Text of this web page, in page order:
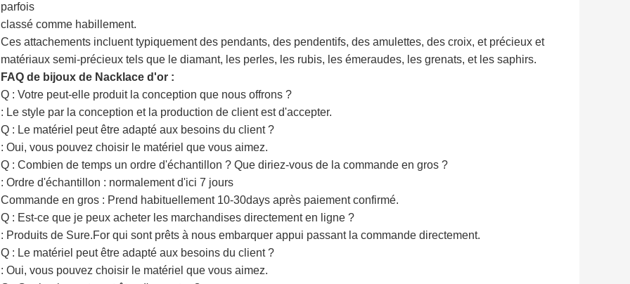
parfois
classé comme habillement.
Ces attachements incluent typiquement des pendants, des pendentifs, des amulettes, des croix, et précieux et
matériaux semi-précieux tels que le diamant, les perles, les rubis, les émeraudes, les grenats, et les saphirs.
FAQ de bijoux de Nacklace d'or :
Q : Votre peut-elle produit la conception que nous offrons ?
: Le style par la conception et la production de client est d'accepter.
Q : Le matériel peut être adapté aux besoins du client ?
: Oui, vous pouvez choisir le matériel que vous aimez.
Q : Combien de temps un ordre d'échantillon ? Que diriez-vous de la commande en gros ?
: Ordre d'échantillon : normalement d'ici 7 jours
Commande en gros : Prend habituellement 10-30days après paiement confirmé.
Q : Est-ce que je peux acheter les marchandises directement en ligne ?
: Produits de Sure.For qui sont prêts à nous embarquer appui passant la commande directement.
Q : Le matériel peut être adapté aux besoins du client ?
: Oui, vous pouvez choisir le matériel que vous aimez.